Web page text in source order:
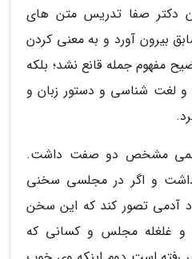
دکتر صفا تدریس متن های
بیرون آورد و به معنی کردن
مفهوم جمله قانع نشد؛ بلکه
و لغت شناسی و دستور زبان و
علمی مشخص دو صفت داشت.
داشت و اگر در مجلسی سخنی
آدمی تصور کند که این سخن
و غلغله مجلس و کسانی که